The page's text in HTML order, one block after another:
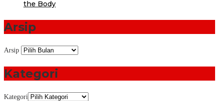
the Body
Arsip
Arsip
Kategori
Kategori